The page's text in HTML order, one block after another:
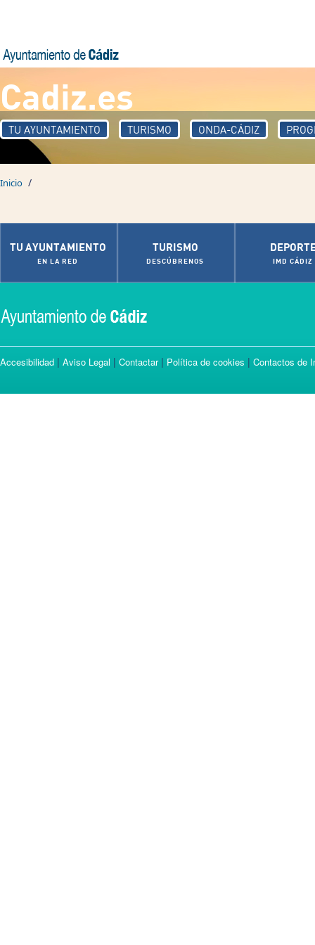
Cadiz.es
TU AYUNTAMIENTO TURISMO ONDA-CÁDIZ
Inicio /
TU AYUNTAMIENTO
EN LA RED
TURISMO
DESCÚBRENOS IMD CÁDIZ
Accesibilidad | Aviso Legal | Contactar| Política de cookies | Contactos de